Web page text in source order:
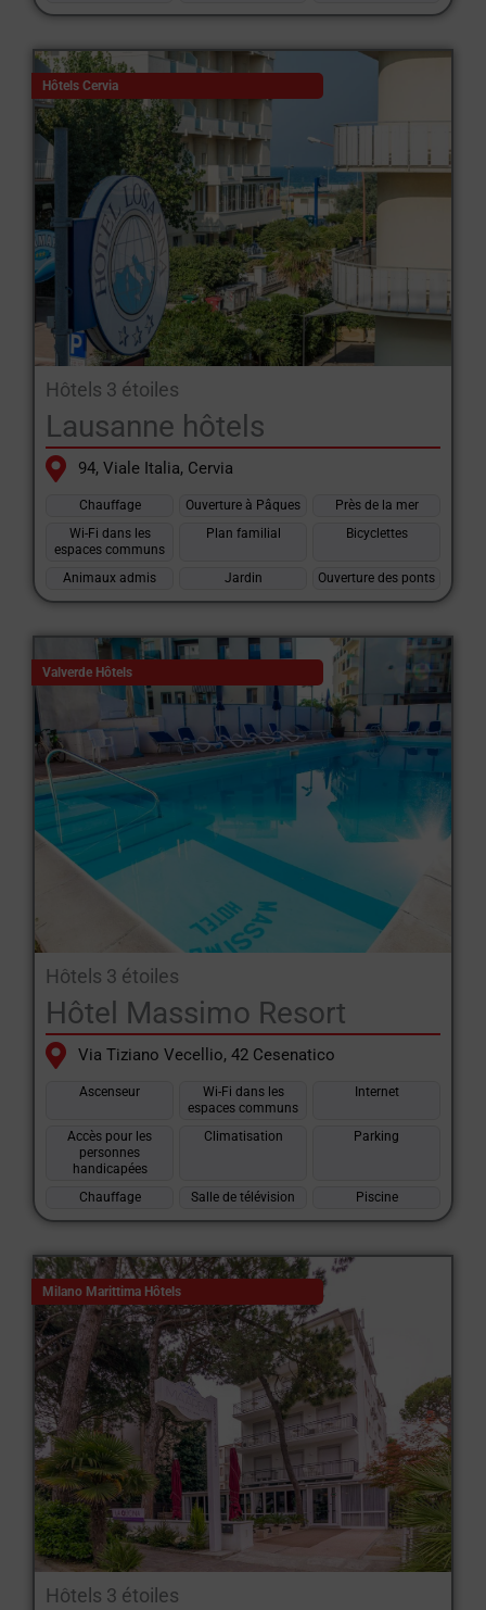
Hôtels Cervia
Hôtels 3 étoiles
Lausanne hôtels
94, Viale Italia, Cervia
Chauffage Ouverture à Pâques
Près de la mer
Wi-Fi dans les
espaces communs
Plan familial Bicyclettes
Animaux admis Jardin Ouverture des ponts
Valverde Hôtels
Hôtels 3 étoiles
Hôtel Massimo Resort
Via Tiziano Vecellio, 42 Cesenatico
Ascenseur
Wi-Fi dans les
espaces communs
Internet
Accès pour les
personnes
handicapées
Climatisation Parking
Chauffage Salle de télévision Piscine
Milano Marittima Hôtels
Hôtels 3 étoiles